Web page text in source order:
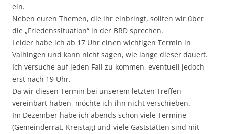
ein.
Neben euren Themen, die ihr einbringt, sollten wir über
die „Friedenssituation“ in der BRD sprechen.
Leider habe ich ab 17 Uhr einen wichtigen Termin in
Vaihingen und kann nicht sagen, wie lange dieser dauert.
Ich versuche auf jeden Fall zu kommen, eventuell jedoch
erst nach 19 Uhr.
Da wir diesen Termin bei unserem letzten Treffen
vereinbart haben, möchte ich ihn nicht verschieben.
Im Dezember habe ich abends schon viele Termine
(Gemeinderrat, Kreistag) und viele Gaststätten sind mit